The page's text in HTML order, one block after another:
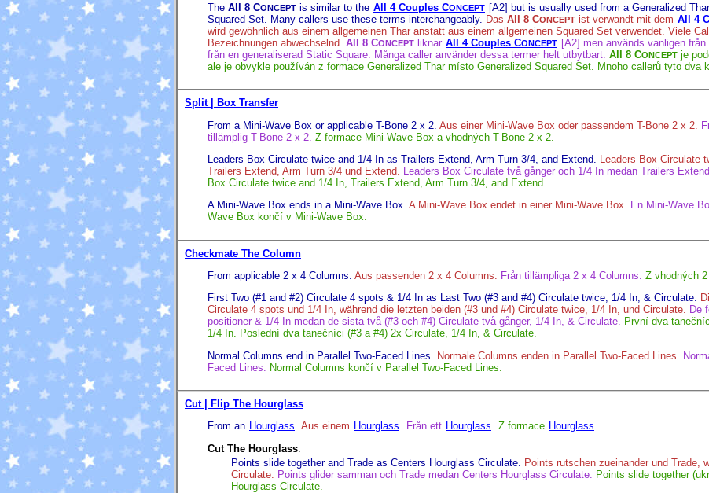
The All 8 CONCEPT is similar to the All 4 Couples CONCEPT [A2] but is usually used from a Generalized
Squared Set. Many callers use these terms interchangeably. Das All 8 CONCEPT ist verwandt mit dem All 4
wird gewöhnlich aus einem allgemeinen Thar anstatt aus einem allgemeinen Squared Set verwendet. Viele
Bezeichnungen abwechselnd. All 8 CONCEPT liknar All 4 Couples CONCEPT [A2] men används vanligen
från en generaliserad Static Square. Många caller använder dessa termer helt utbytbart. All 8 CONCEPT je
ale je obvykle používán z formace Generalized Thar místo Generalized Squared Set. Mnoho callerů tyto dva
Split | Box Transfer
From a Mini-Wave Box or applicable T-Bone 2 x 2. Aus einer Mini-Wave Box oder passendem T-Bone 2 x 2.
tillämplig T-Bone 2 x 2. Z formace Mini-Wave Box a vhodných T-Bone 2 x 2.
Leaders Box Circulate twice and 1/4 In as Trailers Extend, Arm Turn 3/4, and Extend.
Leaders Box Circulate
Trailers Extend, Arm Turn 3/4 und Extend.
Leaders Box Circulate två gånger och 1/4 In medan Trailers
Box Circulate twice and 1/4 In, Trailers Extend, Arm Turn 3/4, and Extend.
A Mini-Wave Box ends in a Mini-Wave Box. A Mini-Wave Box endet in einer Mini-Wave Box. En Mini-Wave
Wave Box končí v Mini-Wave Box.
Checkmate The Column
From applicable 2 x 4 Columns. Aus passenden 2 x 4 Columns. Från tillämpliga 2 x 4 Columns. Z vhodných 2
First Two (#1 and #2) Circulate 4 spots & 1/4 In as Last Two (#3 and #4) Circulate twice, 1/4 In, & Circulate.
Circulate 4 spots und 1/4 In, während die letzten beiden (#3 und #4) Circulate twice, 1/4 In, und Circulate. De
positioner & 1/4 In medan de sista två (#3 och #4) Circulate två gånger, 1/4 In, & Circulate. První dva
1/4 In. Poslední dva tanečníci (#3 a #4) 2x Circulate, 1/4 In, & Circulate.
Normal Columns end in Parallel Two-Faced Lines.
Normale Columns enden in Parallel Two-Faced Lines.
Faced Lines.
Normal Columns končí v Parallel Two-Faced Lines.
Cut | Flip The Hourglass
From an Hourglass . Aus einem Hourglass . Från ett Hourglass . Z formace Hourglass .
Cut The Hourglass:
Points slide together and Trade as Centers Hourglass Circulate. Points rutschen zueinander und Trade,
Circulate. Points glider samman och Trade medan Centers Hourglass Circulate. Points slide together
Hourglass Circulate.